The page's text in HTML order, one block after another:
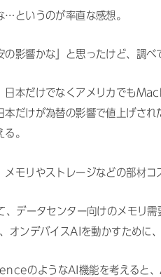
…というのが率直な感想。
の影響かな」と思ったけど、調べ
日本だけでなくアメリカでも
本だけが為替の影響で値上げさ
。
メモリやストレージなどの部材コ
、データセンター向けのメモリ需
オンデバイスAIを動かすために
のようなAI機能を考えると、